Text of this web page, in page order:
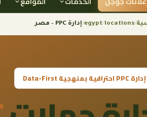
/
locations
/
egypt
/إدارة PPC – مصر
إدارة PPC احترافية بمنهجية Data-First